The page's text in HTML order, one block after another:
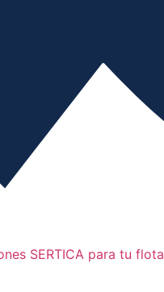
SERTICA para tu flota